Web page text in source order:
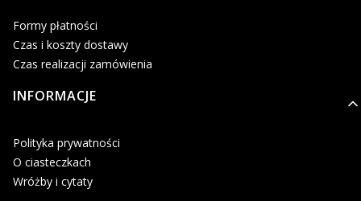
Formy płatności
Czas i koszty dostawy
Czas realizacji zamówienia
INFORMACJE
Polityka prywatności
O ciasteczkach
Wróżby i cytaty